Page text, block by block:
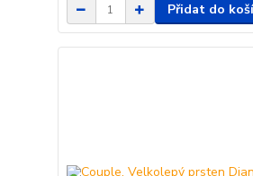
Přidat do